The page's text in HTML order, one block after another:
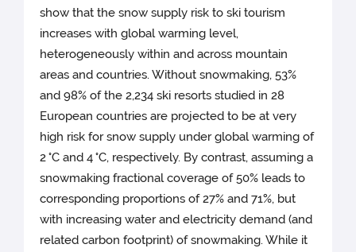
show that the snow supply risk to ski tourism
increases with global warming level,
heterogeneously within and across mountain
areas and countries. Without snowmaking, 53%
and 98% of the 2,234 ski resorts studied in 28
European countries are projected to be at very
high risk for snow supply under global warming of
2 °C and 4 °C, respectively. By contrast, assuming a
snowmaking fractional coverage of 50% leads to
corresponding proportions of 27% and 71%, but
with increasing water and electricity demand (and
related carbon footprint) of snowmaking. While it